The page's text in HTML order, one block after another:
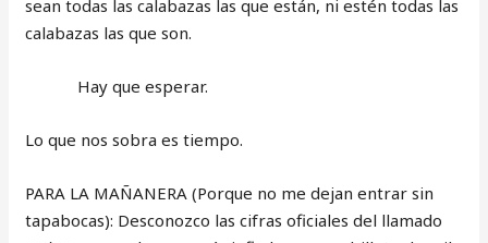
sean todas las calabazas las que están, ni estén todas las
calabazas las que son.
Hay que esperar.
Lo que nos sobra es tiempo.
PARA LA MAÑANERA (Porque no me dejan entrar sin
tapabocas): Desconozco las cifras oficiales del llamado